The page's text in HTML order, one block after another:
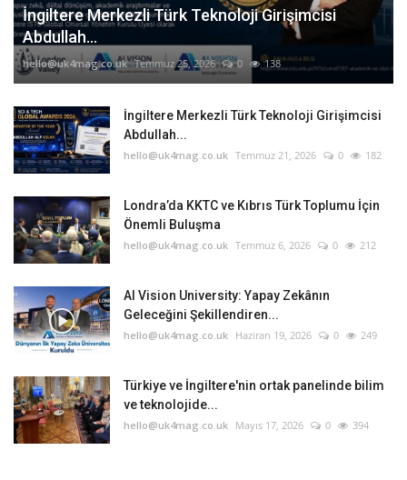
İngiltere Merkezli Türk Teknoloji Girişimcisi
Abdullah...
hello@uk4mag.co.uk Temmuz 25, 2026 0 138
İngiltere Merkezli Türk Teknoloji Girişimcisi
Abdullah...
hello@uk4mag.co.uk Temmuz 21, 2026 0 182
Londra’da KKTC ve Kıbrıs Türk Toplumu İçin
Önemli Buluşma
hello@uk4mag.co.uk Temmuz 6, 2026 0 212
AI Vision University: Yapay Zekânın
Geleceğini Şekillendiren...
hello@uk4mag.co.uk Haziran 19, 2026 0 249
Türkiye ve İngiltere'nin ortak panelinde bilim
ve teknolojide...
hello@uk4mag.co.uk Mayıs 17, 2026 0 394